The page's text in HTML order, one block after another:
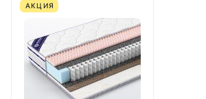
АКЦИЯ